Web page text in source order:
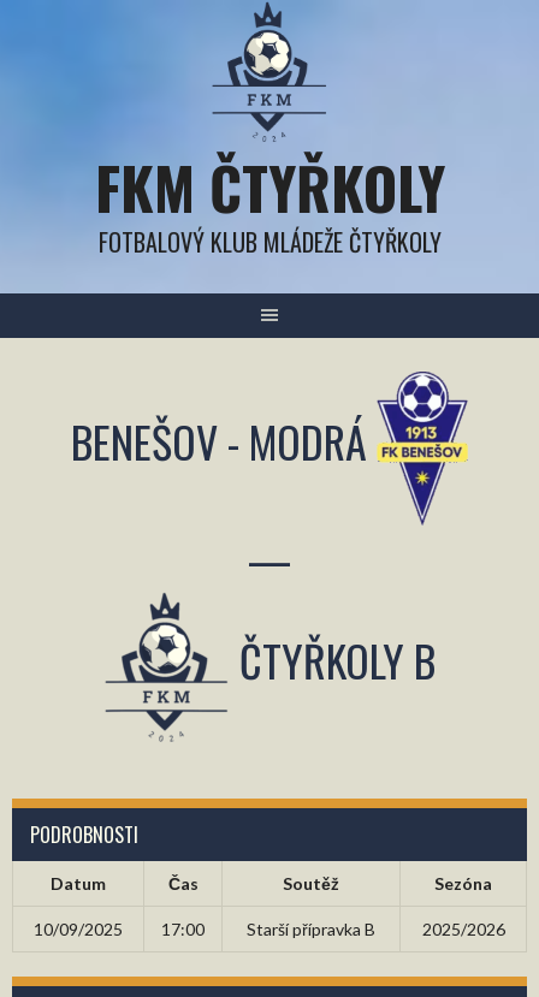
FKM ČTYŘKOLY
FOTBALOVÝ KLUB MLÁDEŽE ČTYŘKOLY
BENEŠOV - MODRÁ
—
ČTYŘKOLY B
PODROBNOSTI
Datum Čas Soutěž Sezóna
10/09/2025 17:00 Starší přípravka B 2025/2026